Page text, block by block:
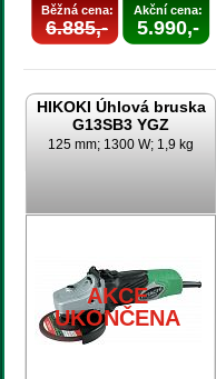
Běžná cena:
6.885,-
Akční cena:
5.990,-
HIKOKI Úhlová bruska
G13SB3 YGZ
125 mm; 1300 W; 1,9 kg
AKCE
UKONČENA